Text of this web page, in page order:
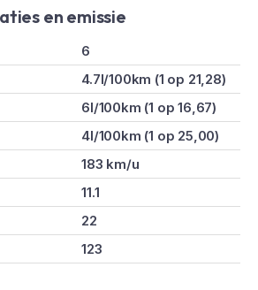
en emissie
6
4.7l/100km (1 op 21,28)
6l/100km (1 op 16,67)
4l/100km (1 op 25,00)
183 km/u
11.1
22
123